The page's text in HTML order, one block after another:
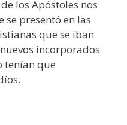
los Apóstoles nos
presentó en las
que se iban
incorporados
tenían que
judíos.